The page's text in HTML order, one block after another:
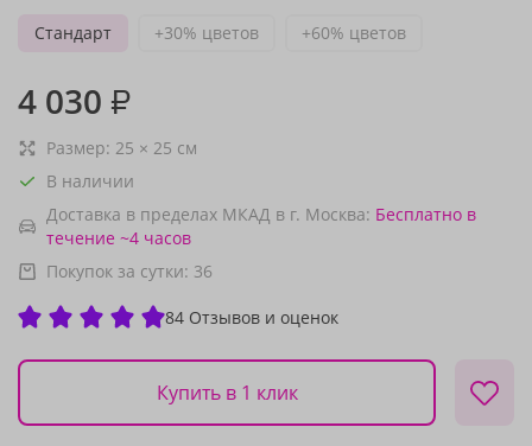
Стандарт
+30% цветов +60% цветов
4 030 ₽
Размер: 25 × 25 см
В наличии
Доставка в пределах МКАД в г. Москва: Бесплатно в
течение ~4 часов
Покупок за сутки: 36
84 Отзывов и оценок
Купить в 1 клик